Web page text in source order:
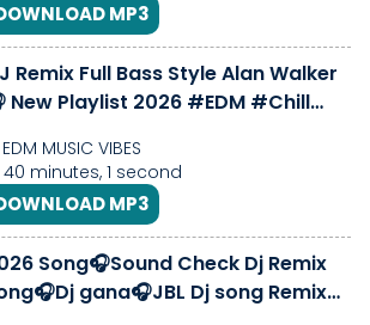
MP3
Remix Full Bass Style Alan Walker
New Playlist 2026 #EDM #Chill
EDM MUSIC VIBES
40 minutes, 1 second
MP3
Song🎧Sound Check Dj Remix
gana🎧JBL Dj song Remix🎧